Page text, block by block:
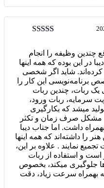
چندین وظیفه را انجام
در این بوده که همه اینها
کرده‌اند. شاید اگر شخصی
برنامه‌نویسی این کار را
یک ربات، چندین ربات
سرمایه، ربات ورود،
میشد که بکارگیری
مشکل صرف زمان و تکثر
داشت. اما جناب دیبا
را داشته‌اند که همه اینها
نمایند . علاوه بر این،
است و استفاده از ربات
جلوگیری میکند، بخصوص
بهمراه سرعت زیاد، دقت